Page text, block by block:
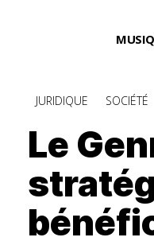
Catégories
JURIDIQUE SOCIÉTÉ
Le